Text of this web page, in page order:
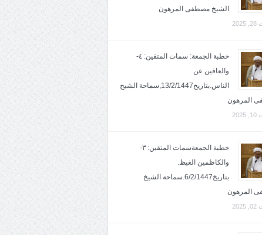
الشيخ مصطفى المرهون
خطبة الجمعة: سمات المتقين: ٤-
والعافين عن
الناس.بتاريخ13/2/1447,سماحة الشيخ
المرهون
خطبة الجمعةسمات المتقين: ٣-
والكاظمين الغيظ.
بتاريخ6/2/1447.سماحة الشيخ
المرهون